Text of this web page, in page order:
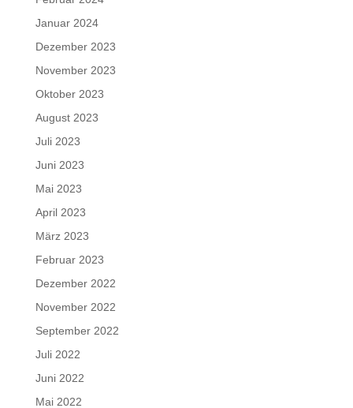
Januar 2024
Dezember 2023
November 2023
Oktober 2023
August 2023
Juli 2023
Juni 2023
Mai 2023
April 2023
März 2023
Februar 2023
Dezember 2022
November 2022
September 2022
Juli 2022
Juni 2022
Mai 2022